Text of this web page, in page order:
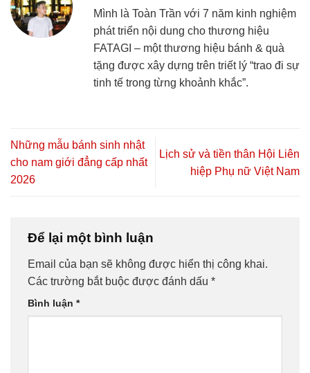
Mình là Toàn Trần với 7 năm kinh nghiệm
phát triển nội dung cho thương hiệu
FATAGI – một thương hiệu bánh & quà
tặng được xây dựng trên triết lý “trao đi sự
tinh tế trong từng khoảnh khắc”.
Những mẫu bánh sinh nhật
cho nam giới đẳng cấp nhất
2026
Lịch sử và tiền thân Hội Liên
hiệp Phụ nữ Việt Nam
Để lại một bình luận
Email của bạn sẽ không được hiển thị công khai.
Các trường bắt buộc được đánh dấu *
Bình luận *